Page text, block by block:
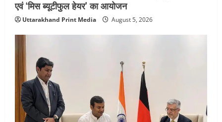
4 August 3, 2026
UTTARAKHAND NEWS
किसी भेदभाव के अंतिम व्यक्ति तक पहुंचेगा:
August 2, 2026
एवं ‘मिस ब्यूटीफुल हेयर’ का आयोजन
Uttarakhand Print Media August 5, 2026